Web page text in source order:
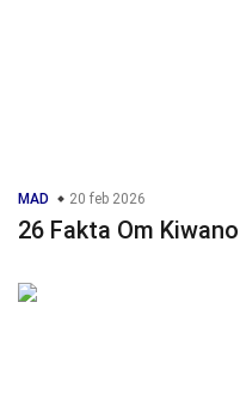
MAD 20 feb 2026
26 Fakta Om Kiwano